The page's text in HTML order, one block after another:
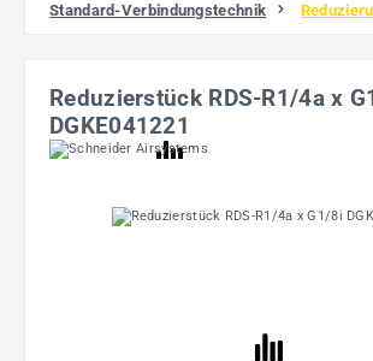
Standard-Verbindungstechnik
Reduzierstück RDS-R1/4a x
DGKE041221
Bildergalerie überspringen